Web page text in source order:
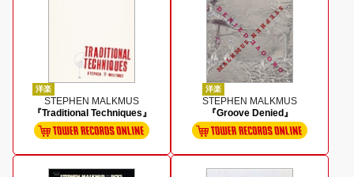
洋楽
STEPHEN MALKMUS
『Traditional Techniques』
洋楽
STEPHEN MALKMUS
『Groove Denied』